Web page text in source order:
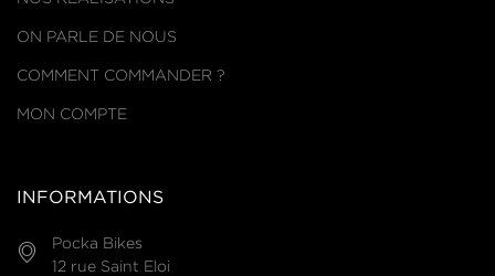
ON PARLE DE NOUS
COMMENT COMMANDER ?
MON COMPTE
INFORMATIONS
Pocka Bikes
12 rue Saint Eloi